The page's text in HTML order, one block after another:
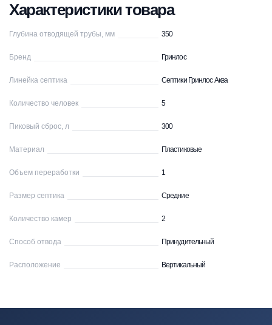
Характеристики товара
Глубина отводящей трубы, мм 350
Бренд Гринлос
Линейка септика Септики Гринлос Аква
Количество человек 5
Пиковый сброс, л 300
Материал Пластиковые
Объем переработки 1
Размер септика Средние
Количество камер 2
Способ отвода Принудительный
Расположение Вертикальный